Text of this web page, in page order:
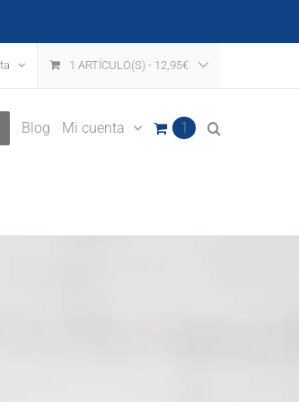
1 ARTÍCULO(S) - 12,95€
Blog Mi cuenta 1